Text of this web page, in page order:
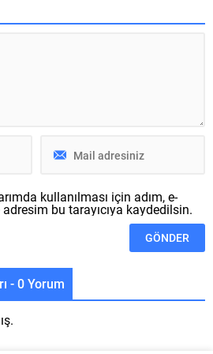
kullanılması için adım, e-
bu tarayıcıya kaydedilsin.
- 0 Yorum